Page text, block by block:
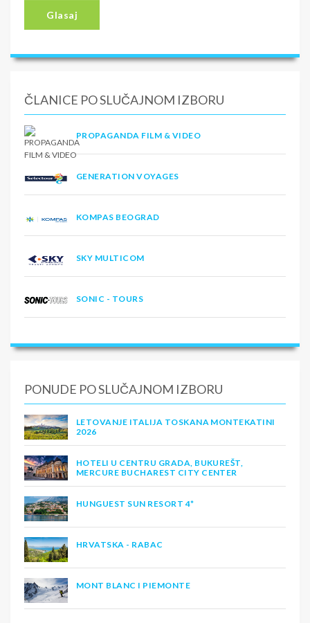
Glasaj
ČLANICE PO SLUČAJNOM IZBORU
PROPAGANDA FILM & VIDEO
GENERATION VOYAGES
KOMPAS BEOGRAD
SKY MULTICOM
SONIC - TOURS
PONUDE PO SLUČAJNOM IZBORU
LETOVANJE ITALIJA TOSKANA MONTEKATINI
2026
HOTELI U CENTRU GRADA, BUKUREŠT,
MERCURE BUCHAREST CITY CENTER
HUNGUEST SUN RESORT 4*
HRVATSKA - RABAC
MONT BLANC I PIEMONTE